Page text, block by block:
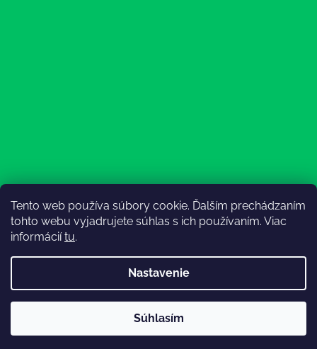
Tento web používa súbory cookie. Ďalším prechádzaním
tohto webu vyjadrujete súhlas s ich používaním. Viac
informáciítu.
Nastavenie
Súhlasím
💚Doprava od 130€ zadarmo💚
Sledovať na Instagrame